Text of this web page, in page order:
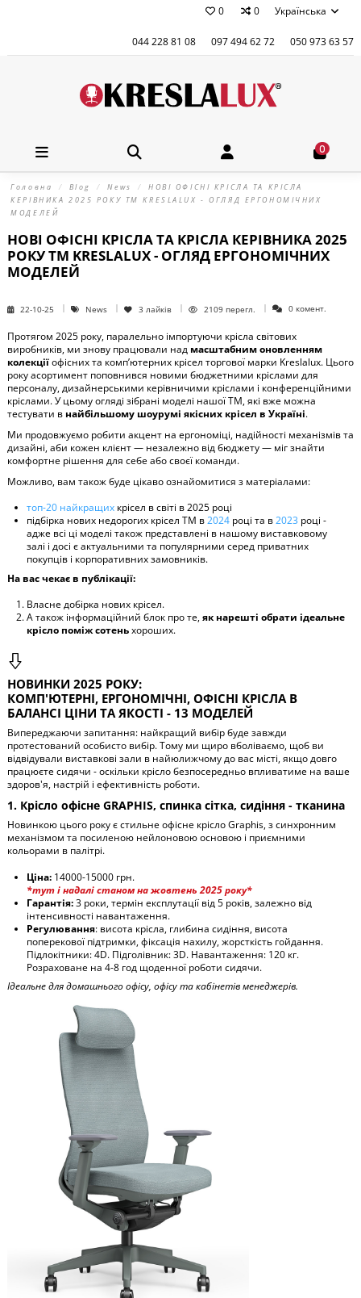
0 0 Українська
044 228 81 08 097 494 62 72 050 973 63 57
0
Головна Blog News
НОВІ ОФІСНІ КРІСЛА ТА КРІСЛА
КЕРІВНИКА 2025 РОКУ ТМ KRESLALUX - ОГЛЯД ЕРГОНОМІЧНИХ
МОДЕЛЕЙ
НОВІ ОФІСНІ КРІСЛА ТА КРІСЛА КЕРІВНИКА 2025
РОКУ ТМ KRESLALUX - ОГЛЯД ЕРГОНОМІЧНИХ
МОДЕЛЕЙ
22-10-25 News 3 лайків 2109 перегл. 0 комент.
Протягом 2025 року, паралельно імпортуючи крісла світових
виробників, ми знову працювали над масштабним оновленням
колекціїофісних та комп’ютерних крісел торгової марки Kreslalux. Цього
року асортимент поповнився новими бюджетними кріслами для
персоналу, дизайнерськими керівничими кріслами і конференційними
кріслами. У цьому огляді зібрані моделі нашої ТМ, які вже можна
тестувати в найбільшому шоурумі якісних крісел в Україні.
Ми продовжуємо робити акцент на ергономіці, надійності механізмів та
дизайні, аби кожен клієнт — незалежно від бюджету — міг знайти
комфортне рішення для себе або своєї команди.
Можливо, вам також буде цікаво ознайомитися з матеріалами:
топ-20 найкращих крісел в світі в 2025 році
підбірка нових недорогих крісел ТМ в2024 році та в2023 році -
адже всі ці моделі також представлені в нашому виставковому
залі і досі є актуальними та популярними серед приватних
покупців і корпоративних замовників.
На вас чекає в публікації:
Власне добірка нових крісел.
А також інформаційний блок про те,як нарешті обрати ідеальне
крісло поміж сотеньхороших.
НОВИНКИ 2025 РОКУ:
КОМП'ЮТЕРНІ, ЕРГОНОМІЧНІ, ОФІСНІ КРІСЛА В
БАЛАНСІ ЦІНИ ТА ЯКОСТІ - 13 МОДЕЛЕЙ
Випереджаючи запитання: найкращий вибір буде завжди
протестований особисто вибір. Тому ми щиро вболіваємо, щоб ви
відвідували виставкові зали в найюлижчому до вас місті, якщо довго
працюєте сидячи - оскільки крісло безпосередньо впливатиме на ваше
здоров'я, настрій і ефективність роботи.
1. Крісло офісне GRAPHIS, спинка сітка, сидіння - тканина
Новинкою цього року є стильне офісне крісло Graphis, з синхронним
механізмом та посиленою нейлоновою основою і приємними
кольорами в палітрі.
Ціна: 14000-15000 грн.
*тут і надалі станом на жовтень 2025 року*
Гарантія:3 роки, термін експлутації від 5 років, залежно від
інтенсивності навантаження.
Регулювання: висота крісла, глибина сидіння, висота
поперекової підтримки, фіксація нахилу, жорсткість гойдання.
Підлокітники: 4D. Підголівник: 3D. Навантаження: 120 кг.
Розраховане на 4-8 год щоденної роботи сидячи.
Ідеальне для домашнього офісу, офісу та кабінетів менеджерів.